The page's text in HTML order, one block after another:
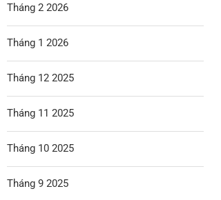
Tháng 2 2026
Tháng 1 2026
Tháng 12 2025
Tháng 11 2025
Tháng 10 2025
Tháng 9 2025